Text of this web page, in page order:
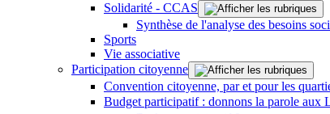
Solidarité - CCAS
Synthèse de l'analyse des besoins
Sports
Vie associative
Participation citoyenne
Convention citoyenne, par et pour les
Budget participatif : donnons la parole aux